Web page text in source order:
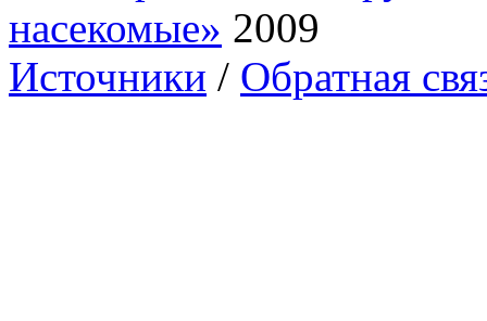
насекомые» 2009
Источники / Обратная